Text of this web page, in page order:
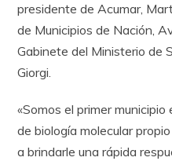
presidente de Acumar,
de Municipios de Nación,
Gabinete del Ministerio de
Giorgi.
«Somos el primer
de biología molecular
a brindarle una rápida